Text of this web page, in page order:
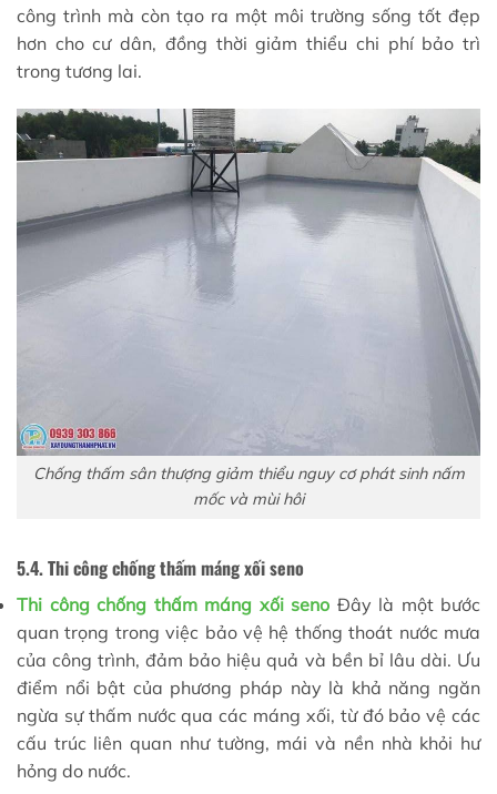
công trình mà còn tạo ra một môi trường sống tốt đẹp
hơn cho cư dân, đồng thời giảm thiểu chi phí bảo trì
trong tương lai.
Chống thấm sân thượng giảm thiểu nguy cơ phát sinh nấm
mốc và mùi hôi
5.4. Thi công chống thấm máng xối seno
Thi công chống thấmmáng xối seno Đây là một bước
quan trọng trong việc bảo vệ hệ thống thoát nước mưa
của công trình, đảm bảo hiệu quả và bền bỉ lâu dài. Ưu
điểm nổi bật của phương pháp này là khả năng ngăn
ngừa sự thấm nước qua các máng xối, từ đó bảo vệ các
cấu trúc liên quan như tường, mái và nền nhà khỏi hư
hỏng do nước.